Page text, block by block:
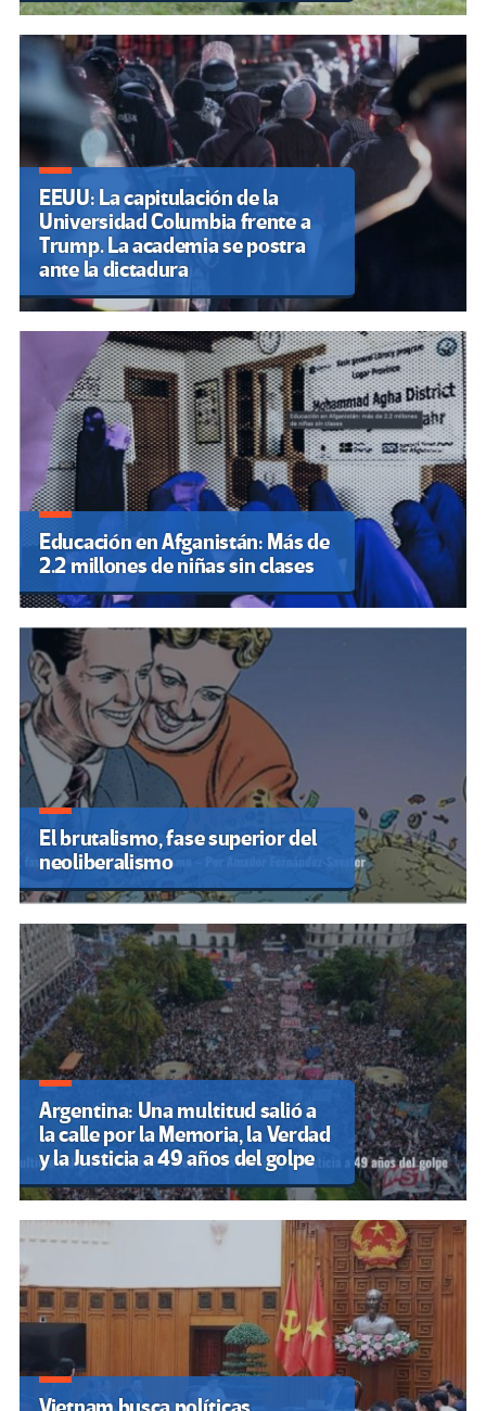
EEUU: La capitulación de la
Universidad Columbia frente a
Trump. La academia se postra
ante la dictadura
Educación en Afganistán: Más de
2.2 millones de niñas sin clases
El brutalismo, fase superior del
neoliberalismo
Argentina: Una multitud salió a
la calle por la Memoria, la Verdad
y la Justicia a 49 años del golpe